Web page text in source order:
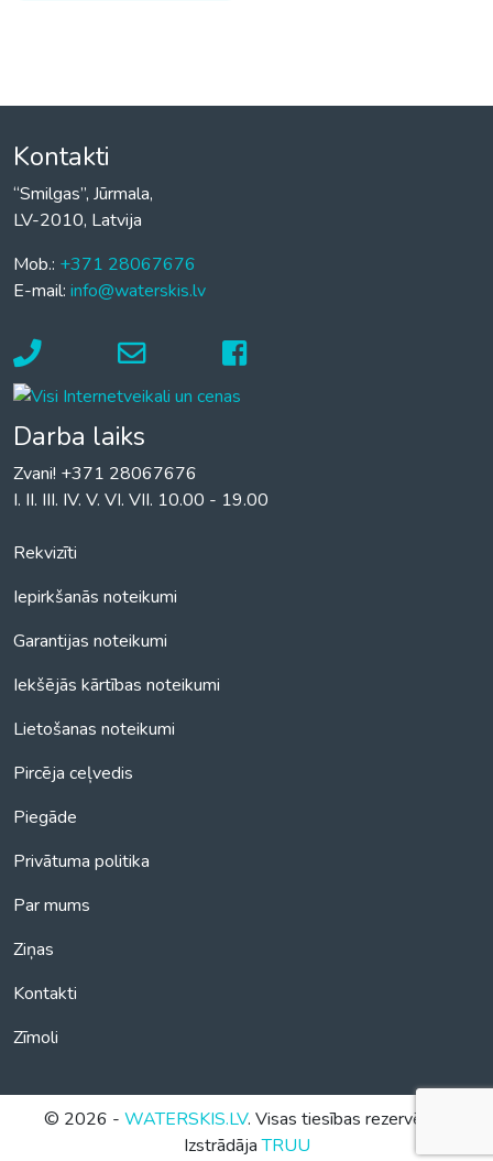
Kontakti
“Smilgas”, Jūrmala,
LV-2010, Latvija
Mob.: +371 28067676
E-mail: info@waterskis.lv
Darba laiks
Zvani! +371 28067676
I. II. III. IV. V. VI. VII. 10.00 - 19.00
Rekvizīti
Iepirkšanās noteikumi
Garantijas noteikumi
Iekšējās kārtības noteikumi
Lietošanas noteikumi
Pircēja ceļvedis
Piegāde
Privātuma politika
Par mums
Ziņas
Kontakti
Zīmoli
© 2026 - WATERSKIS.LV. Visas tiesības rezervētas.
IzstrādājaTRUU